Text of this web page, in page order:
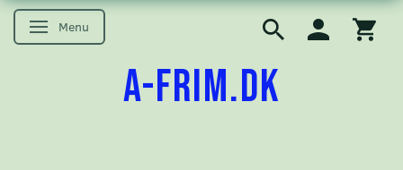
Skifte navigation
Menu
A-FRIM.DK